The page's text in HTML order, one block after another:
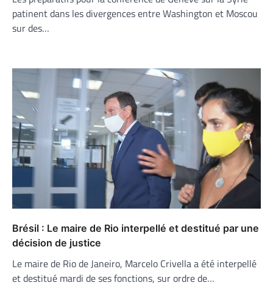
patinent dans les divergences entre Washington et Moscou
sur des…
Brésil : Le maire de Rio interpellé et destitué par une
décision de justice
Le maire de Rio de Janeiro, Marcelo Crivella a été interpellé
et destitué mardi de ses fonctions, sur ordre de…